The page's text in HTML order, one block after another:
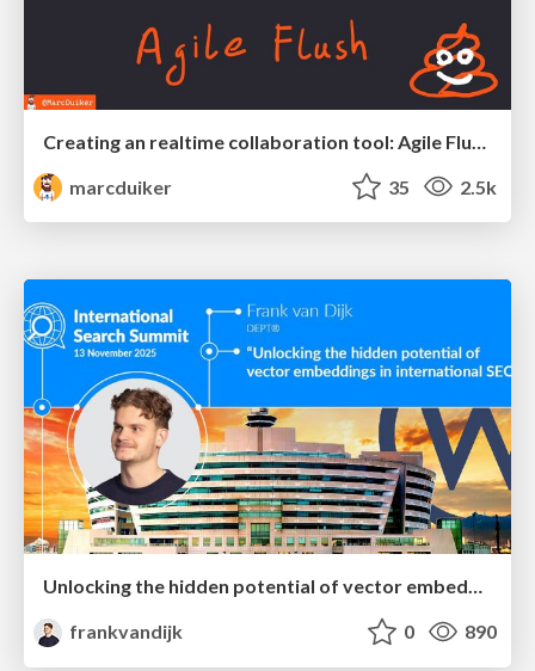
marcduiker
35 2.5k
Unlocking the hidden potential of vector embeddings in international SEO
frankvandijk
0 890